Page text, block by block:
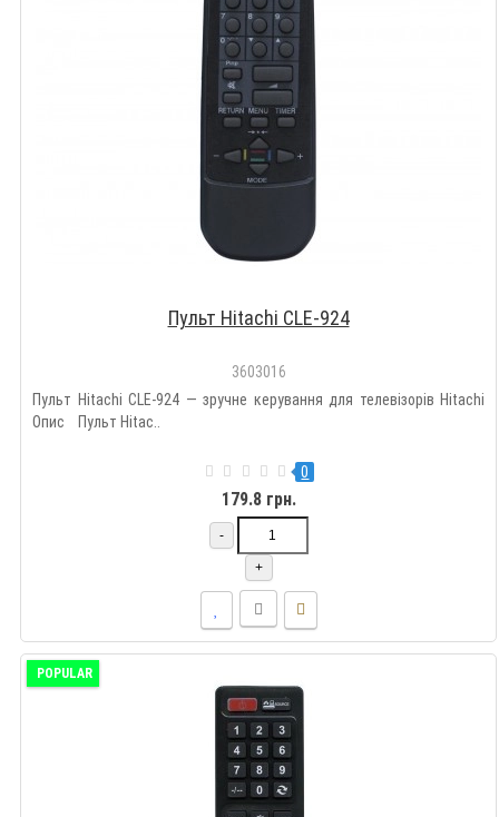
Пульт Hitachi CLE-924
3603016
Пульт Hitachi CLE-924 — зручне керування для телевізорів Hitachi
Опис Пульт Hitac..
0
179.8 грн.
-
+
POPULAR